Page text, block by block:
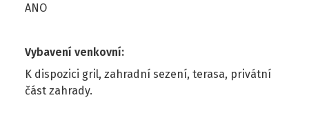
ANO
Vybavení venkovní:
K dispozici gril, zahradní sezení, terasa, privátní
část zahrady.